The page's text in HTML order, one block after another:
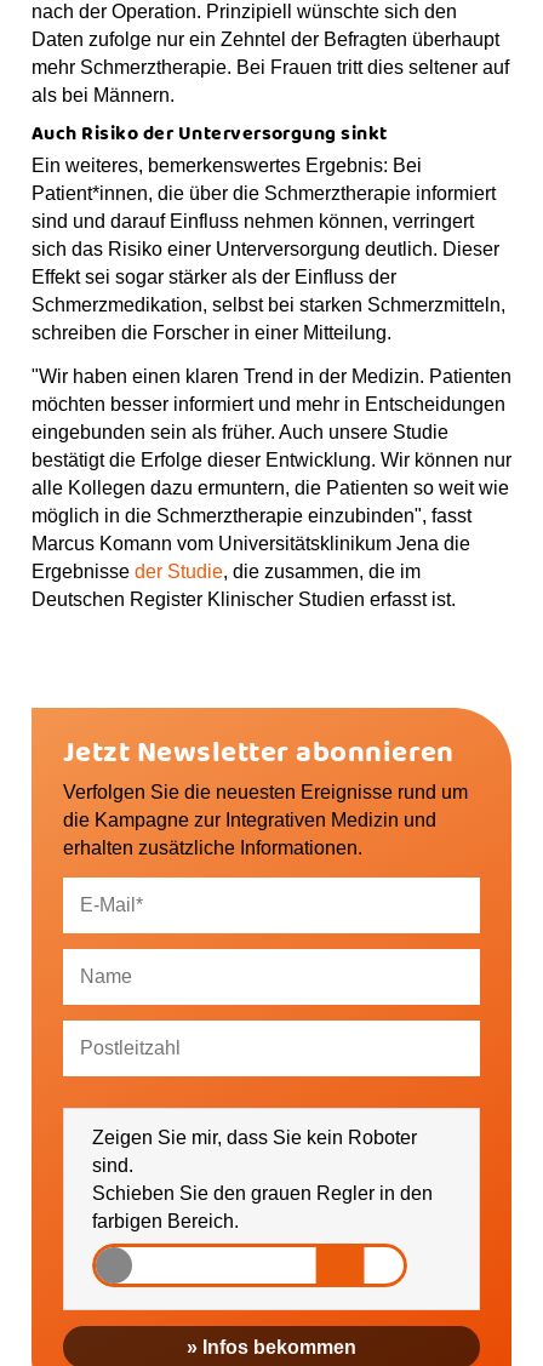
nach der Operation. Prinzipiell wünschte sich den
Daten zufolge nur ein Zehntel der Befragten überhaupt
mehr Schmerztherapie. Bei Frauen tritt dies seltener auf
als bei Männern.
Auch Risiko der Unterversorgung sinkt
Ein weiteres, bemerkenswertes Ergebnis: Bei
Patient*innen, die über die Schmerztherapie informiert
sind und darauf Einfluss nehmen können, verringert
sich das Risiko einer Unterversorgung deutlich. Dieser
Effekt sei sogar stärker als der Einfluss der
Schmerzmedikation, selbst bei starken Schmerzmitteln,
schreiben die Forscher in einer Mitteilung.
"Wir haben einen klaren Trend in der Medizin. Patienten
möchten besser informiert und mehr in Entscheidungen
eingebunden sein als früher. Auch unsere Studie
bestätigt die Erfolge dieser Entwicklung. Wir können nur
alle Kollegen dazu ermuntern, die Patienten so weit wie
möglich in die Schmerztherapie einzubinden", fasst
Marcus Komann vom Universitätsklinikum Jena die
Ergebnisse der Studie, die zusammen, die im
Deutschen Register Klinischer Studien erfasst ist.
Jetzt Newsletter abonnieren
Verfolgen Sie die neuesten Ereignisse rund um
die Kampagne zur Integrativen Medizin und
erhalten zusätzliche Informationen.
Veranstaltungen sowie regionale Ereignisse (falls
gewünscht bitte PLZ eintragen) informieren darf.
Zeigen Sie mir, dass Sie kein Roboter
sind.
Schieben Sie den grauen Regler in den
farbigen Bereich.
» Infos bekommen